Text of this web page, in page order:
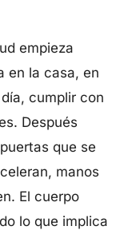
empieza
en la casa, en
cumplir con
Después
que se
manos
El cuerpo
lo que implica